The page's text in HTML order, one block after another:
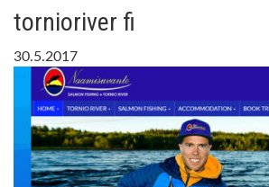
tornioriver fi
30.5.2017